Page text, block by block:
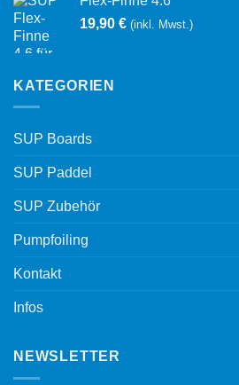
19,90 € (inkl. Mwst.)
KATEGORIEN
SUP Boards
SUP Paddel
SUP Zubehör
Pumpfoiling
Kontakt
Infos
NEWSLETTER